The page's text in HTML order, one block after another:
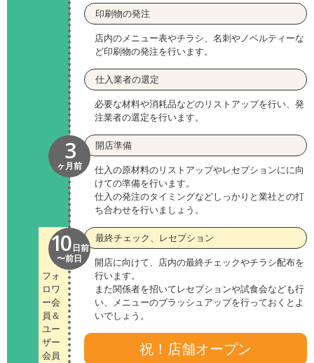
印刷物の発注
店内のメニュー表やチラシ、名刺やノベルティーな
ど印刷物の発注を行います。
仕入業者の選定
必要な材料や消耗品などのリストアップを行い、発
注業者の選定を行います。
3
ヶ月前
開店準備
仕入の原材料のリストアップやレセプションにに向
けての準備を行います。
仕入の発注のタイミングなどしっかりと業社との打
ち合わせを行いましょう。
フォ
ロワ
ー会
員＆
ユー
ザー
会員
10日前
〜前日
最終チェック、レセプション
開店に向けて、店内の最終チェックやチラシ配布を
行います。
また関係者を招いてレセプションや試食会なども行
い、メニューのブラッシュアップを行っておくとよ
いでしょう。
祝！店舗オープン